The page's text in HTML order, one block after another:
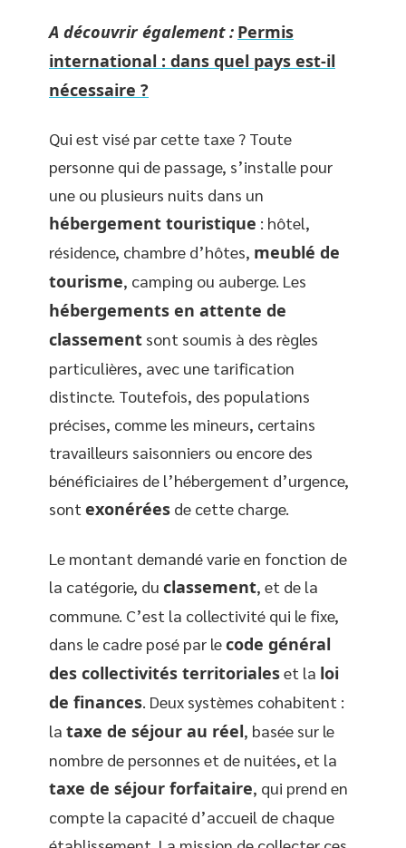
A découvrir également : Permis
international : dans quel pays est-il
nécessaire ?
Qui est visé par cette taxe ? Toute
personne qui de passage, s’installe pour
une ou plusieurs nuits dans un
hébergement touristique : hôtel,
résidence, chambre d’hôtes, meublé de
tourisme, camping ou auberge. Les
hébergements en attente de
classement sont soumis à des règles
particulières, avec une tarification
distincte. Toutefois, des populations
précises, comme les mineurs, certains
travailleurs saisonniers ou encore des
bénéficiaires de l’hébergement d’urgence,
sont exonérées de cette charge.
Le montant demandé varie en fonction de
la catégorie, du classement, et de la
commune. C’est la collectivité qui le fixe,
dans le cadre posé par lecode général
des collectivités territorialeset la loi
de finances . Deux systèmes cohabitent :
la taxe de séjour au réel, basée sur le
nombre de personnes et de nuitées, et la
taxe de séjour forfaitaire, qui prend en
compte la capacité d’accueil de chaque